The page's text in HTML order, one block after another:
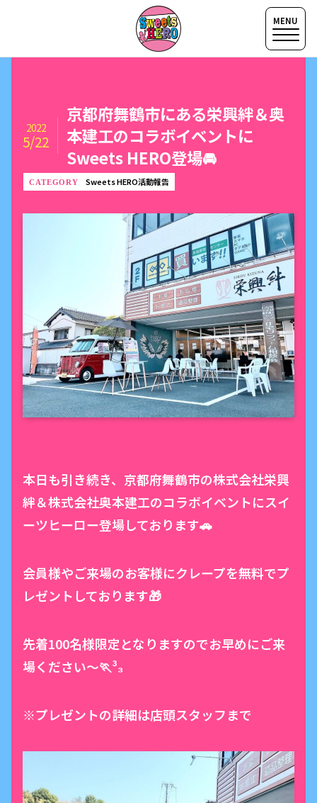
京都府舞鶴市にある栄興絆＆奥
本建工のコラボイベントに
Sweets HERO登場🚘
2022
5/22
Sweets HERO活動報告
本日も引き続き、京都府舞鶴市の株式会社栄興
絆＆株式会社奥本建工のコラボイベントにスイ
ーツヒーロー登場しております🚗
会員様やご来場のお客様にクレープを無料でプ
レゼントしております🎁
先着100名様限定となりますのでお早めにご来
場ください〜🏃³₃
※プレゼントの詳細は店頭スタッフまで